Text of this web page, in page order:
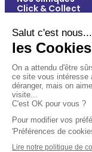
Click & Collect
Vos avantages
Conseils